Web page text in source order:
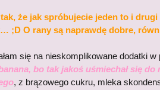
tak, że jak spróbujecie jeden to i
;D O rany są naprawdę dobre,
się na nieskomplikowane dodatki
bo tak jakoś uśmiechał się do
, z brązowego cukru, mleka